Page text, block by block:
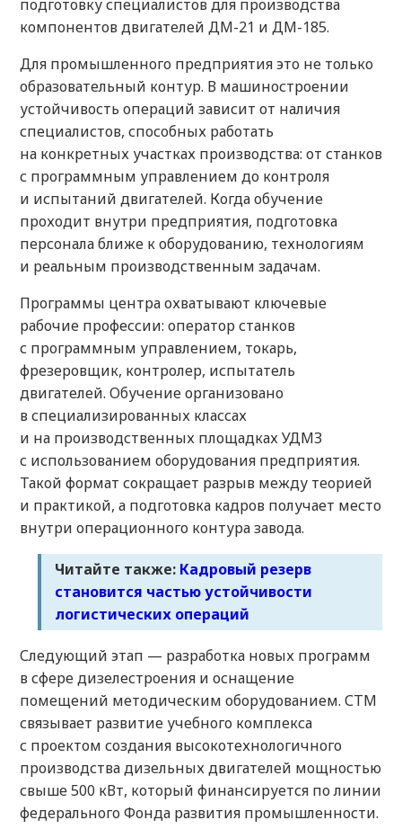
подготовку специалистов для производства
компонентов двигателей ДМ-21 и ДМ-185.
Для промышленного предприятия это не только
образовательный контур. В машиностроении
устойчивость операций зависит от наличия
специалистов, способных работать
на конкретных участках производства: от станков
с программным управлением до контроля
и испытаний двигателей. Когда обучение
проходит внутри предприятия, подготовка
персонала ближе к оборудованию, технологиям
и реальным производственным задачам.
Программы центра охватывают ключевые
рабочие профессии: оператор станков
с программным управлением, токарь,
фрезеровщик, контролер, испытатель
двигателей. Обучение организовано
в специализированных классах
и на производственных площадках УДМЗ
с использованием оборудования предприятия.
Такой формат сокращает разрыв между теорией
и практикой, а подготовка кадров получает место
внутри операционного контура завода.
Читайте также: Кадровый резерв
становится частью устойчивости
логистических операций
Следующий этап — разработка новых программ
в сфере дизелестроения и оснащение
помещений методическим оборудованием. СТМ
связывает развитие учебного комплекса
с проектом создания высокотехнологичного
производства дизельных двигателей мощностью
свыше 500 кВт, который финансируется по линии
федерального Фонда развития промышленности.